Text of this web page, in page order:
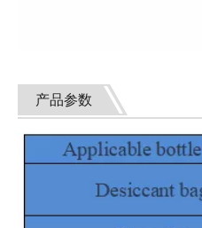
产品参数